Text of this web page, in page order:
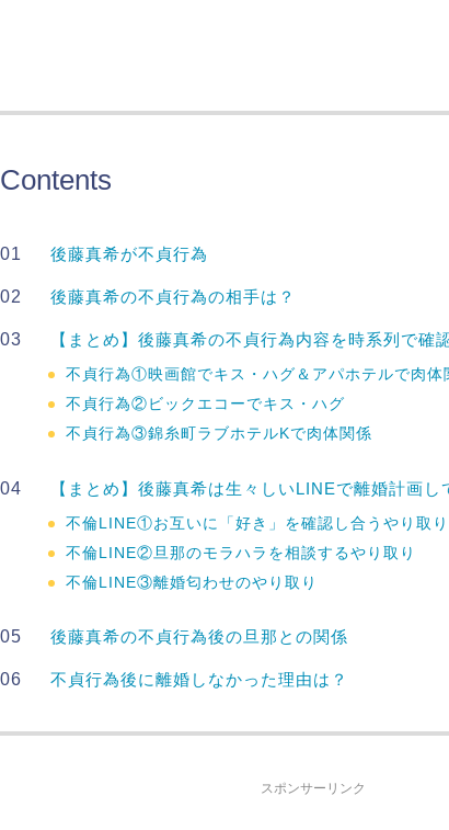
Contents
後藤真希が不貞行為
後藤真希の不貞行為の相手は？
【まとめ】後藤真希の不貞行為内容を時系列で確
不貞行為①映画館でキス・ハグ＆アパホテルで肉体
不貞行為②ビックエコーでキス・ハグ
不貞行為③錦糸町ラブホテルKで肉体関係
【まとめ】後藤真希は生々しいLINEで離婚計画し
不倫LINE①お互いに「好き」を確認し合うやり取り
不倫LINE②旦那のモラハラを相談するやり取り
不倫LINE③離婚匂わせのやり取り
後藤真希の不貞行為後の旦那との関係
不貞行為後に離婚しなかった理由は？
スポンサーリンク